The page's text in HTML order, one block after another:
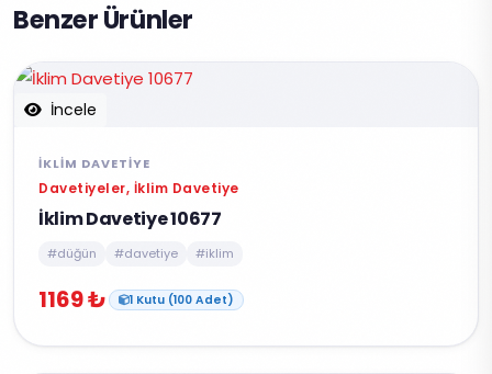
Benzer Ürünler
İncele
İKLIM DAVETIYE
Davetiyeler, İklim Davetiye
İklim Davetiye 10677
#düğün #davetiye #iklim
1169 ₺ 1 Kutu (100 Adet)